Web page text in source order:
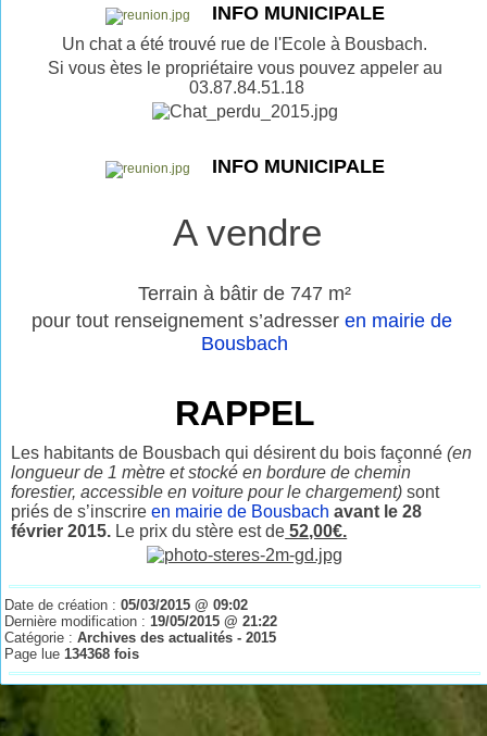
INFO MUNICIPALE
Un chat a été trouvé rue de l'Ecole à Bousbach.
Si vous ètes le propriétaire vous pouvez appeler au
03.87.84.51.18
INFO MUNICIPALE
A vendre
Terrain à bâtir de 747 m²
pour tout renseignement s’adresser en mairie de
Bousbach
RAPPEL
Les habitants de Bousbach qui désirent du bois façonné (en
longueur de 1 mètre et stocké en bordure de chemin
forestier, accessible en voiture pour le chargement) sont
priés de s’inscrireen mairie de Bousbach avant le 28
février 2015. Le prix du stère est de 52,00€.
Date de création :05/03/2015 @ 09:02
Dernière modification : 19/05/2015 @ 21:22
Catégorie :Archives des actualités - 2015
Page lue 134368 fois